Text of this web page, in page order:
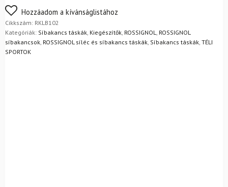
FoxPost
Nem biztos a választásában? Semmi gond – a terméket
egyszerűen visszaküldheti 14 napon belül, indoklás nélkül.
Mik a visszaküldés feltételei?
Hozzáadom a kívánságlistához
Cikkszám: RKLB102
Kategóriák: Síbakancs táskák Kiegészítők ROSSIGNOL
ROSSIGNOL
síbakancsok ROSSIGNOL síléc és síbakancs táskák Síbakancs táskák TÉLI
SPORTOK